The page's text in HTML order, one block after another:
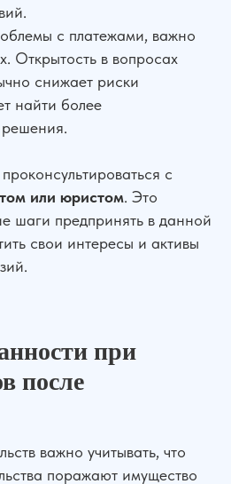
с платежами, важно
Открытость в вопросах
снижает риски
найти более
решения.
с
или юристом. Это
шаги предпринять в данной
свои интересы и активы
при
после
важно учитывать, что
поражают имущество